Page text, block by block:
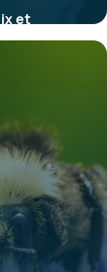
et